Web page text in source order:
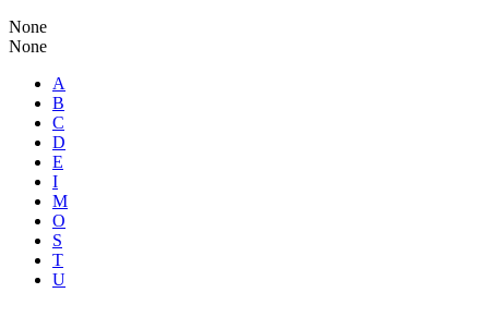
None
None
A
B
C
D
E
I
M
O
S
T
U